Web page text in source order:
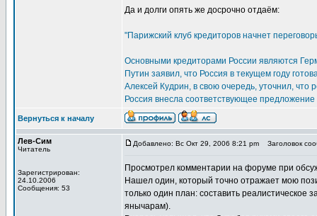
Да и долги опять же досрочно отдаём:
"Парижский клуб кредиторов начнет
Основными кредиторами России являются
Путин заявил, что Россия в текущем году
Алексей Кудрин, в свою очередь, уточнил,
Россия внесла соответствующее
Вернуться к началу
Лев-Сим
Читатель
Зарегистрирован:
24.10.2006
Сообщения: 53
Добавлено: Вс Окт 29, 2006 8:21 pm Заголовок
Просмотрел комментарии на форуме при
Нашел один, который точно отражает мою
только один план: составить
янычарам).